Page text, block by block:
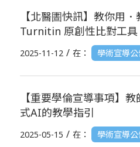
【北醫圕快訊】教你用
Turnitin 原創性比對工具
2025-11-12 / 在： 學術宣導公
【重要學倫宣導事項】
式AI的教學指引
2025-05-15 / 在： 學術宣導公